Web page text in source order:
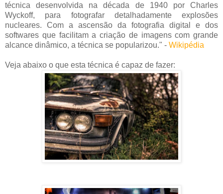
técnica desenvolvida na década de 1940 por Charles
Wyckoff, para fotografar detalhadamente explosões
nucleares. Com a ascensão da fotografia digital e dos
softwares que facilitam a criação de imagens com grande
alcance dinâmico, a técnica se popularizou." - Wikipédia
Veja abaixo o que esta técnica é capaz de fazer: